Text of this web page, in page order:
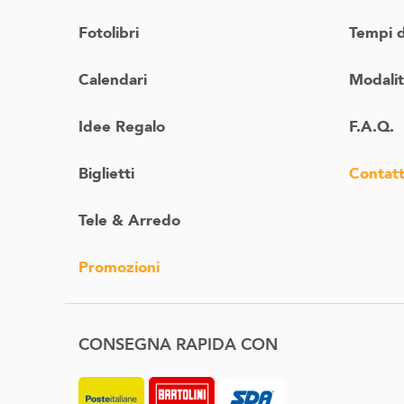
Fotolibri
Calendari
Idee Regalo
Biglietti
Tele & Arredo
Promozioni
Tempi
F.A.Q.
CONSEGNA RAPIDA CON